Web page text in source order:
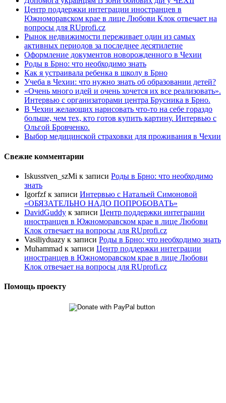
Центр поддержки интеграции иностранцев в
Южноморавском крае в лице Любови Клок отвечает на
вопросы для RUprofi.cz
Рынок недвижимости переживает один из самых
активных периодов за последнее десятилетие
Оформление документов новорожденного в Чехии
Роды в Брно: что необходимо знать
Как я устраивала ребенка в школу в Брно
Учеба в Чехии: что нужно знать об образовании детей?
«Очень много идей и очень хочется их все реализовать».
Интервью с организаторами центра Брусника в Брно.
В Чехии желающих нарисовать что-то на себе гораздо
больше, чем тех, кто готов купить картину. Интервью с
Ольгой Бровченко.
Выбор медицинской страховки для проживания в Чехии
Свежие комментарии
Iskusstven_szMi к записи Роды в Брно: что необходимо
знать
Igorfzfк записи Интервью с Натальей Симоновой
«ОБЯЗАТЕЛЬНО НАДО ПОПРОБОBАТЬ»
DavidGuddy к записи Центр поддержки интеграции
иностранцев в Южноморавском крае в лице Любови
Клок отвечает на вопросы для RUprofi.cz
Vasiliyduazy к записи Роды в Брно: что необходимо знать
Muhammad к записи Центр поддержки интеграции
иностранцев в Южноморавском крае в лице Любови
Клок отвечает на вопросы для RUprofi.cz
Помощь проекту